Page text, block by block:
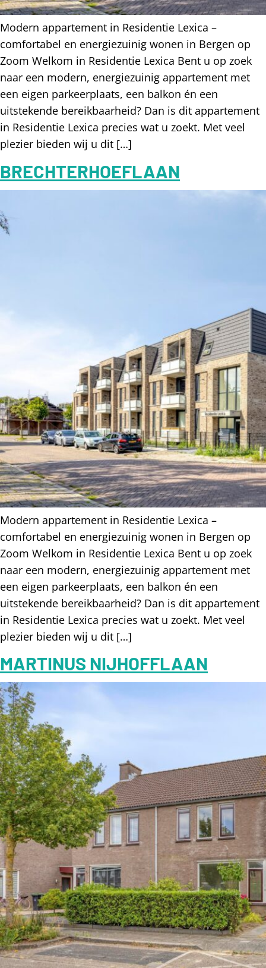
Modern appartement in Residentie Lexica –
comfortabel en energiezuinig wonen in Bergen op
Zoom Welkom in Residentie Lexica Bent u op zoek
naar een modern, energiezuinig appartement met
een eigen parkeerplaats, een balkon én een
uitstekende bereikbaarheid? Dan is dit appartement
in Residentie Lexica precies wat u zoekt. Met veel
plezier bieden wij u dit […]
BRECHTERHOEFLAAN
Modern appartement in Residentie Lexica –
comfortabel en energiezuinig wonen in Bergen op
Zoom Welkom in Residentie Lexica Bent u op zoek
naar een modern, energiezuinig appartement met
een eigen parkeerplaats, een balkon én een
uitstekende bereikbaarheid? Dan is dit appartement
in Residentie Lexica precies wat u zoekt. Met veel
plezier bieden wij u dit […]
MARTINUS NIJHOFFLAAN